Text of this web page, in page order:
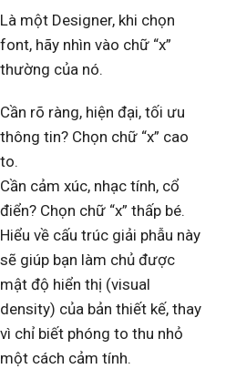
Là một Designer, khi chọn
font, hãy nhìn vào chữ “x”
thường của nó.
Cần rõ ràng, hiện đại, tối ưu
thông tin? Chọn chữ “x” cao
to.
Cần cảm xúc, nhạc tính, cổ
điển? Chọn chữ “x” thấp bé.
Hiểu về cấu trúc giải phẫu này
sẽ giúp bạn làm chủ được
mật độ hiển thị (visual
density) của bản thiết kế, thay
vì chỉ biết phóng to thu nhỏ
một cách cảm tính.